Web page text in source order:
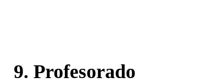
9. Profesorado